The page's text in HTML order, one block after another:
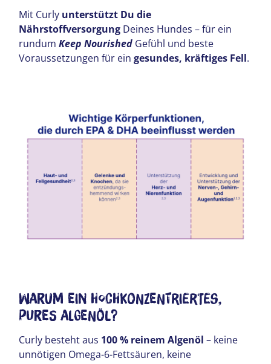
Mit Curly unterstützt Du die
Nährstoffversorgung Deines Hundes – für ein
rundum Keep Nourished Gefühl und beste
Voraussetzungen für ein gesundes, kräftiges Fell.
Warum ein hochkonzentriertes,
pures Algenöl?
Curly besteht aus 100 % reinem Algenöl – keine
unnötigen Omega-6-Fettsäuren, keine